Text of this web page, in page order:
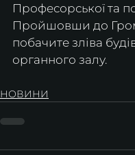
Професорської та
Пройшовши до
побачите зліва
органного залу.
НОВИНИ